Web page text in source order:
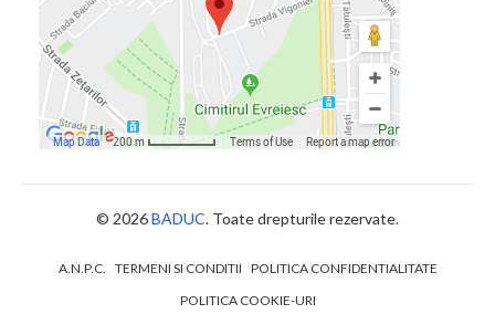
© 2026BADUC. Toate drepturile rezervate.
A.N.P.C. TERMENI SI CONDITII POLITICA CONFIDENTIALITATE
POLITICA COOKIE-URI